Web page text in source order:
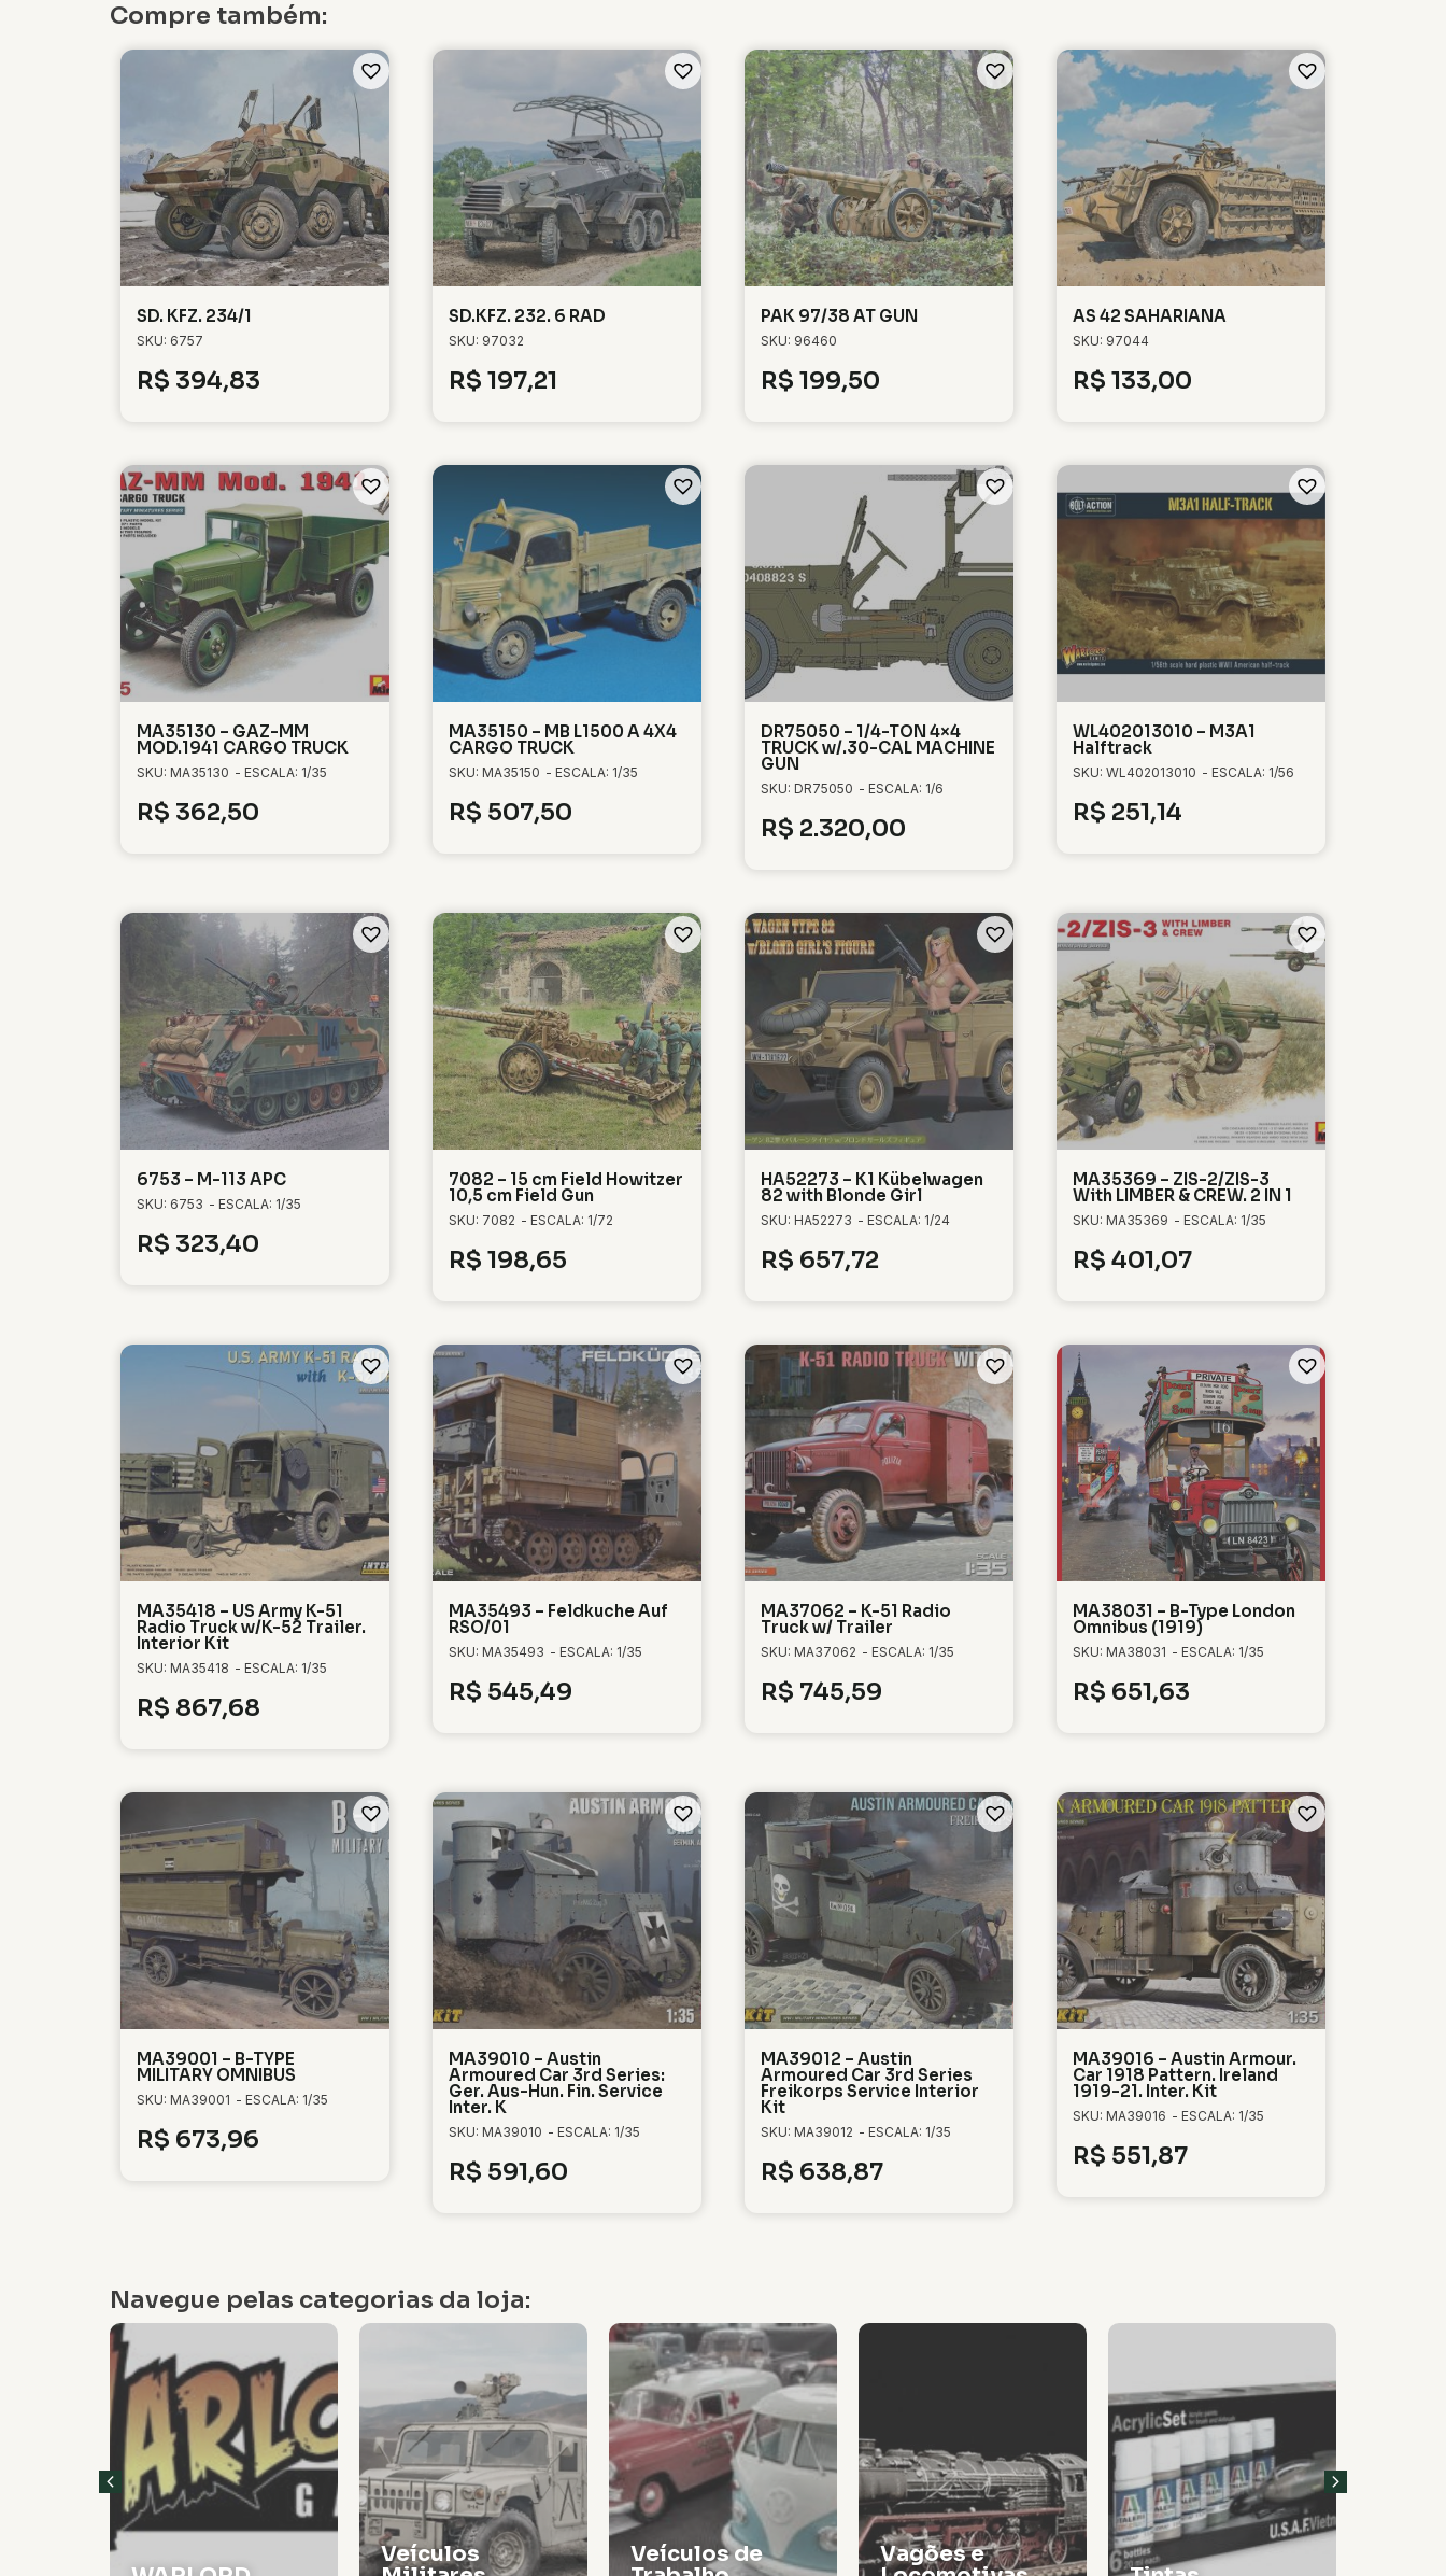
Compre também:
SD. KFZ. 234/1
SKU: 6757
R$ 394,83
SD.KFZ. 232. 6 RAD
SKU: 97032
R$ 197,21
PAK 97/38 AT GUN
SKU: 96460
R$ 199,50
AS 42 SAHARIANA
SKU: 97044
R$ 133,00
MA35130 – GAZ-MM
MOD.1941 CARGO TRUCK
SKU: MA35130 - ESCALA: 1/35
R$ 362,50
MA35150 – MB L1500 A 4X4
CARGO TRUCK
SKU: MA35150 - ESCALA: 1/35
R$ 507,50
DR75050 – 1/4-TON 4×4
TRUCK w/.30-CAL MACHINE
GUN
SKU: DR75050 - ESCALA: 1/6
R$ 2.320,00
WL402013010 – M3A1
Halftrack
SKU: WL402013010 - ESCALA: 1/56
R$ 251,14
6753 – M-113 APC
SKU: 6753 - ESCALA: 1/35
R$ 323,40
7082 – 15 cm Field Howitzer
10,5 cm Field Gun
SKU: 7082 - ESCALA: 1/72
R$ 198,65
HA52273 – K1 Kübelwagen
82 with Blonde Girl
SKU: HA52273 - ESCALA: 1/24
R$ 657,72
MA35369 – ZIS-2/ZIS-3
With LIMBER & CREW. 2 IN 1
SKU: MA35369 - ESCALA: 1/35
R$ 401,07
MA35418 – US Army K-51
Radio Truck w/K-52 Trailer.
Interior Kit
SKU: MA35418 - ESCALA: 1/35
R$ 867,68
MA35493 – Feldkuche Auf
RSO/01
SKU: MA35493 - ESCALA: 1/35
R$ 545,49
MA37062 – K-51 Radio
Truck w/ Trailer
SKU: MA37062 - ESCALA: 1/35
R$ 745,59
MA38031 – B-Type London
Omnibus (1919)
SKU: MA38031 - ESCALA: 1/35
R$ 651,63
MA39001 – B-TYPE
MILITARY OMNIBUS
SKU: MA39001 - ESCALA: 1/35
R$ 673,96
MA39010 – Austin
Armoured Car 3rd Series:
Ger. Aus-Hun. Fin. Service
Inter. K
SKU: MA39010 - ESCALA: 1/35
R$ 591,60
MA39012 – Austin
Armoured Car 3rd Series
Freikorps Service Interior
Kit
SKU: MA39012 - ESCALA: 1/35
R$ 638,87
MA39016 – Austin Armour.
Car 1918 Pattern. Ireland
1919-21. Inter. Kit
SKU: MA39016 - ESCALA: 1/35
R$ 551,87
Navegue pelas categorias da loja:
Veículos
Veículos de
Vagões e